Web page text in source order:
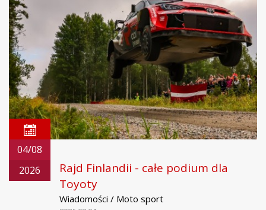
04/08
2026
Rajd Finlandii - całe podium dla
Toyoty
Wiadomości / Moto sport